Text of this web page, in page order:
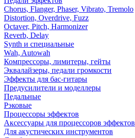
Chorus, Flanger, Phaser, Vibrato, Tremolo
Distortion, Overdrive, Fuzz
Octaver, Pitch, Harmonizer
Reverb, Delay
Synth и специальные
Wah, Autowah
Компрессоры, лимитеры, гейты
Эквалайзеры, педали громкости
Эффекты для бас-гитары
Предусилители и моделлеры
Педальные
Рэковые
Процессоры эффектов
Аксессуары для процессоров эффектов
Для акустических инструментов